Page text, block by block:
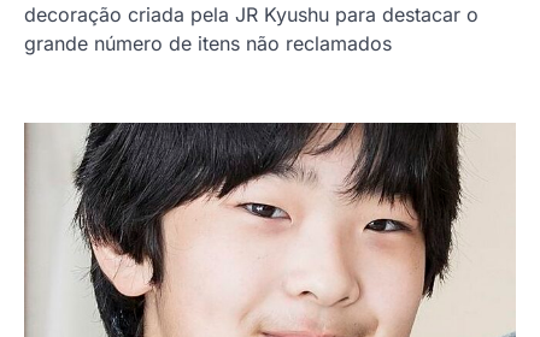
decoração criada pela JR Kyushu para destacar o
grande número de itens não reclamados